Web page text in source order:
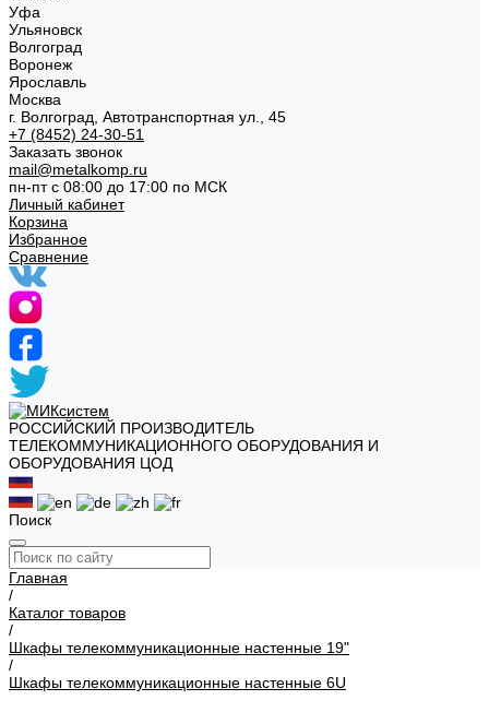
Уфа
Ульяновск
Волгоград
Воронеж
Ярославль
Москва
г. Волгоград, Автотранспортная ул., 45
+7 (8452) 24-30-51
Заказать звонок
mail@metalkomp.ru
пн-пт с 08:00 до 17:00 по МСК
Личный кабинет
Корзина
Избранное
Сравнение
РОССИЙСКИЙ ПРОИЗВОДИТЕЛЬ
ТЕЛЕКОММУНИКАЦИОННОГО ОБОРУДОВАНИЯ И
ОБОРУДОВАНИЯ ЦОД
Поиск
Главная
/
Каталог товаров
/
Шкафы телекоммуникационные настенные 19"
/
Шкафы телекоммуникационные настенные 6U